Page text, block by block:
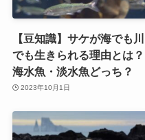
【豆知識】サケが海でも川
でも生きられる理由とは？
海水魚・淡水魚どっち？
2023年10月1日